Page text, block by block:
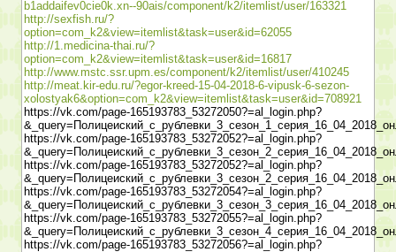
b1addaifev0cie0k.xn--90ais/component/k2/itemlist/user/163321
http://sexfish.ru/?
option=com_k2&view=itemlist&task=user&id=62055
http://1.medicina-thai.ru/?
option=com_k2&view=itemlist&task=user&id=16817
http://www.mstc.ssr.upm.es/component/k2/itemlist/user/410245
http://meat.kir-edu.ru/?egor-kreed-15-04-2018-6-vipusk-6-sezon-
xolostyak6&option=com_k2&view=itemlist&task=user&id=708921
https://vk.com/page-165193783_53272050?=al_login.php?
https://vk.com/page-165193783_53272052?=al_login.php?
https://vk.com/page-165193783_53272052?=al_login.php?
https://vk.com/page-165193783_53272054?=al_login.php?
https://vk.com/page-165193783_53272055?=al_login.php?
https://vk.com/page-165193783_53272056?=al_login.php?